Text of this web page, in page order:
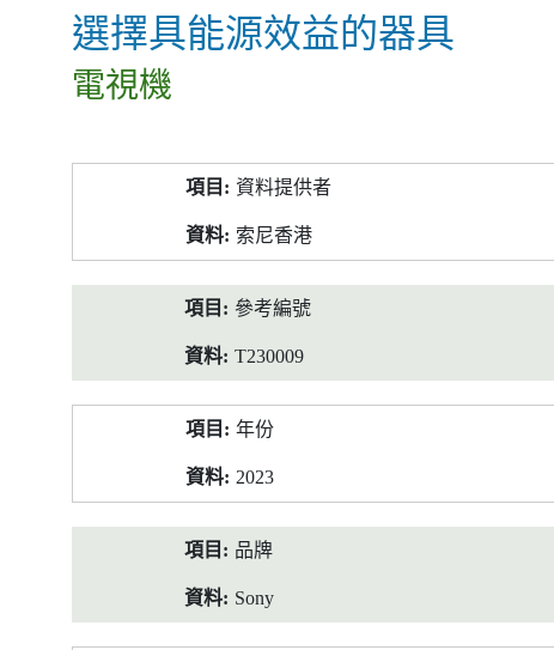
選擇具能源效益的器具
電視機
料
資料提供者
索尼香港
參考編號
T230009
年份
2023
品牌
Sony